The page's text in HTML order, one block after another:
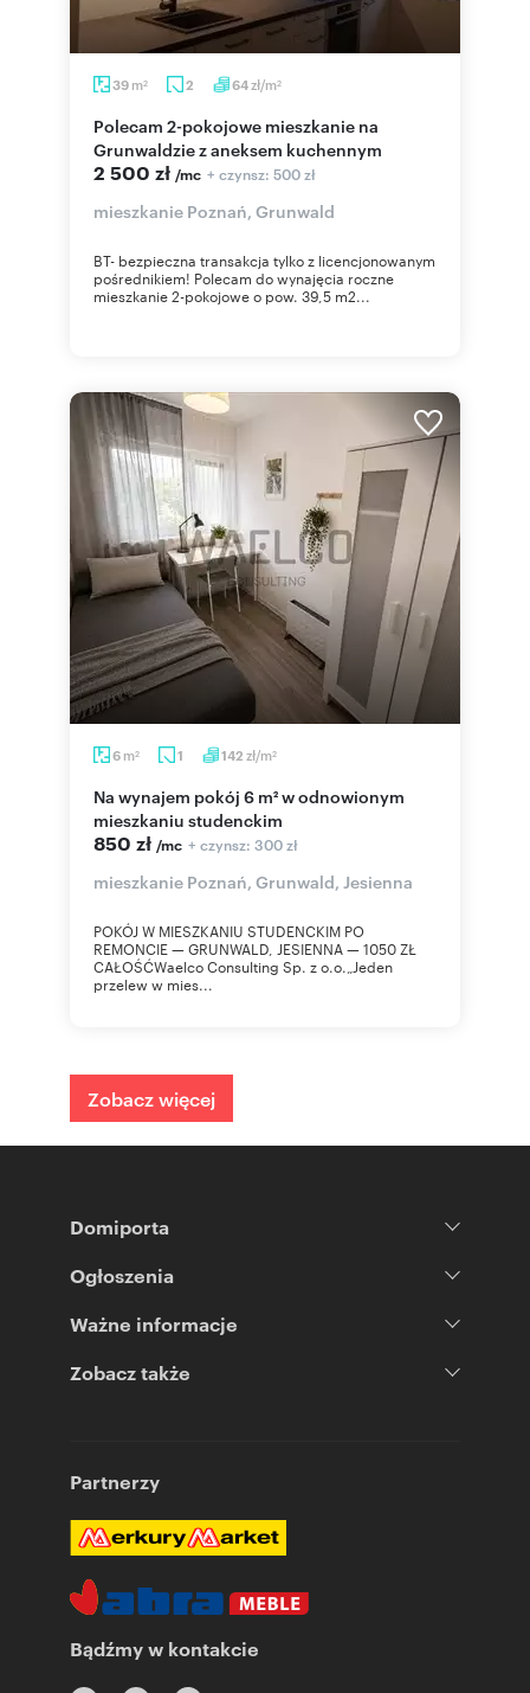
39 m2 2 64zł/m2
Polecam 2-pokojowe mieszkanie na
Grunwaldzie z aneksem kuchennym
2 500 zł /mc + czynsz: 500 zł
mieszkanie Poznań, Grunwald
BT- bezpieczna transakcja tylko z licencjonowanym
pośrednikiem! Polecam do wynajęcia roczne
mieszkanie 2-pokojowe o pow. 39,5 m2...
6 m2 1 142 zł/m2
Na wynajem pokój 6 m² w odnowionym
mieszkaniu studenckim
850 zł /mc + czynsz: 300 zł
mieszkanie Poznań, Grunwald, Jesienna
POKÓJ W MIESZKANIU STUDENCKIM PO
REMONCIE — GRUNWALD, JESIENNA — 1050 ZŁ
CAŁOŚĆWaelco Consulting Sp. z o.o.„Jeden
przelew w mies...
Zobacz więcej
Domiporta
Ogłoszenia
Ważne informacje
Zobacz także
Partnerzy
Bądźmy w kontakcie